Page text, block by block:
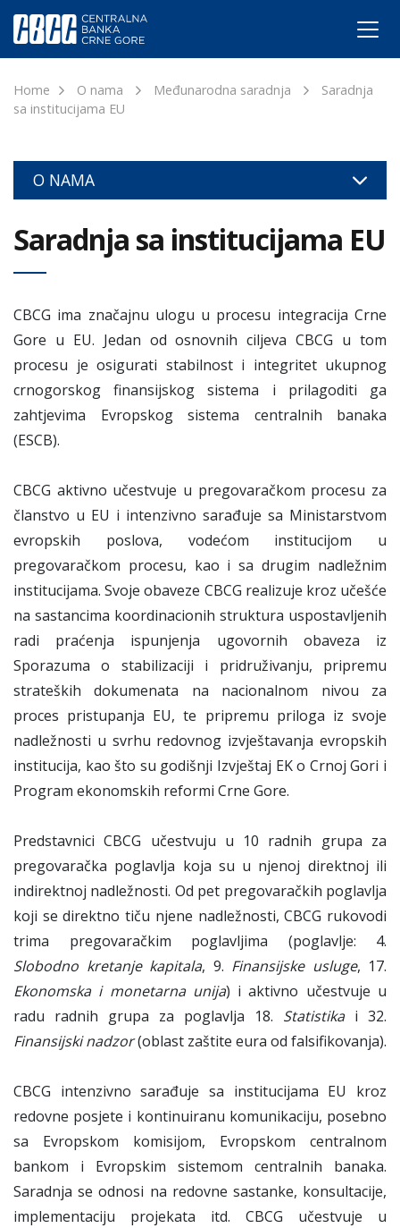
Home O nama Međunarodna saradnja
Saradnja
sa institucijama EU
O NAMA
Saradnja sa institucijama EU
CBCG ima značajnu ulogu u procesu integracija Crne
Gore u EU. Jedan od osnovnih ciljeva CBCG u tom
procesu je osigurati stabilnost i integritet ukupnog
crnogorskog finansijskog sistema i prilagoditi ga
zahtjevima Evropskog sistema centralnih banaka
(ESCB).
CBCG aktivno učestvuje u pregovaračkom procesu za
članstvo u EU i intenzivno sarađuje sa Ministarstvom
evropskih poslova, vodećom institucijom u
pregovaračkom procesu, kao i sa drugim nadležnim
institucijama. Svoje obaveze CBCG realizuje kroz učešće
na sastancima koordinacionih struktura uspostavljenih
radi praćenja ispunjenja ugovornih obaveza iz
Sporazuma o stabilizaciji i pridruživanju, pripremu
strateških dokumenata na nacionalnom nivou za
proces pristupanja EU, te pripremu priloga iz svoje
nadležnosti u svrhu redovnog izvještavanja evropskih
institucija, kao što su godišnji Izvještaj EK o Crnoj Gori i
Program ekonomskih reformi Crne Gore.
Predstavnici CBCG učestvuju u 10 radnih grupa za
pregovaračka poglavlja koja su u njenoj direktnoj ili
indirektnoj nadležnosti. Od pet pregovaračkih poglavlja
koji se direktno tiču njene nadležnosti, CBCG rukovodi
trima pregovaračkim poglavljima (poglavlje: 4.
Slobodno kretanje kapitala, 9. Finansijske usluge, 17.
Ekonomska i monetarna unija) i aktivno učestvuje u
radu radnih grupa za poglavlja 18. Statistikai 32.
Finansijski nadzor(oblast zaštite eura od falsifikovanja).
CBCG intenzivno sarađuje sa institucijama EU kroz
redovne posjete i kontinuiranu komunikaciju, posebno
sa Evropskom komisijom, Evropskom centralnom
bankom i Evropskim sistemom centralnih banaka.
Saradnja se odnosi na redovne sastanke, konsultacije,
implementaciju projekata itd. CBCG učestvuje u